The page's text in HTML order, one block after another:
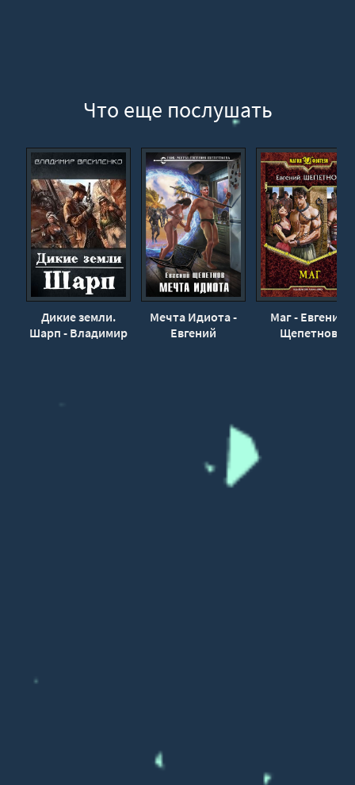
Что еще послушать
Дикие земли.
Шарп - Владимир
Мечта Идиота -
Евгений
Маг - Евгений
Щепетнов